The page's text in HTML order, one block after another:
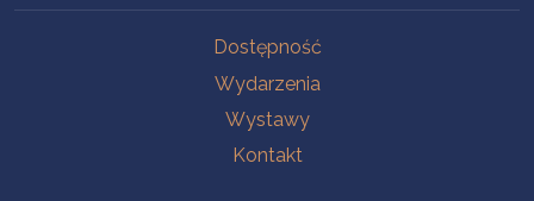
Dostępność
Wydarzenia
Wystawy
Kontakt